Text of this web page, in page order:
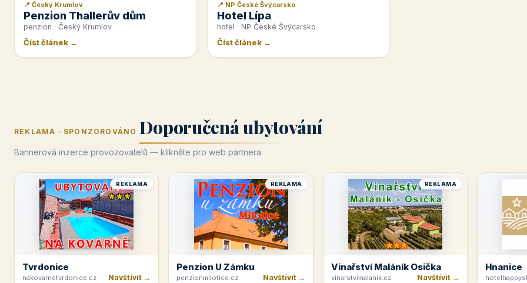
📰 PR článek
📍 Český Krumlov
Penzion Thallerův dům
penzion · Český Krumlov
Číst článek →
📰 PR článek
📍 NP České Švýcarsko
Hotel Lípa
hotel · NP České Švýcarsko
Číst článek →
REKLAMA · SPONZOROVÁNO Doporučená ubytování
Bannerová inzerce provozovatelů — klikněte pro web partnera
REKLAMA
Tvrdonice
nakovarnetvrdonice.cz Navštívit →
REKLAMA
Penzion U Zámku
penzionmilotice.cz Navštívit →
REKLAMA
Vinařství Maláník Osička
vinarstvimalanik.cz Navštívit →
Hnanice